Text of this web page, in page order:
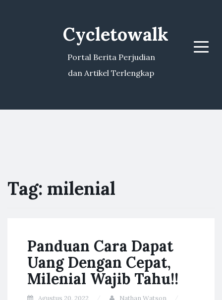
Cycletowalk
Portal Berita Perjudian
dan Artikel Terlengkap
Menu
Tag: milenial
Panduan Cara Dapat
Uang Dengan Cepat,
Milenial Wajib Tahu!!
Agustus 20, 2022
Nathan Watson